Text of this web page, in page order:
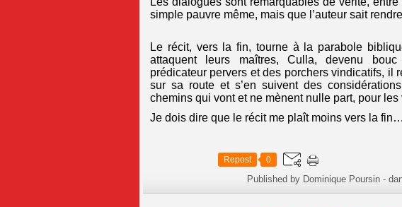
simple pauvre même, mais que l’auteur sait
Le récit, vers la fin, tourne à la parabole
attaquent leurs maîtres, Culla, devenu
prédicateur pervers et des porchers vindicatifs, il
sur sa route et s’en suivent des
chemins qui vont et ne mènent nulle part, pour
Je dois dire que le récit me plaît moins vers la fin…
Repost 0
Published by Dominique Poursin -